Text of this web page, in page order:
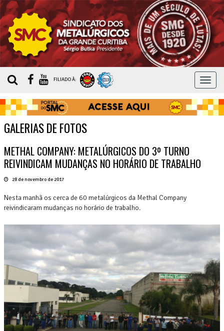
MENU
FILIADO À:
GALERIAS DE FOTOS
METHAL COMPANY: METALÚRGICOS DO 3º TURNO
REIVINDICAM MUDANÇAS NO HORÁRIO DE TRABALHO
28 de novembro de 2017
Nesta manhã os cerca de 60 metalúrgicos da Methal Company
reivindicaram mudanças no horário de trabalho.